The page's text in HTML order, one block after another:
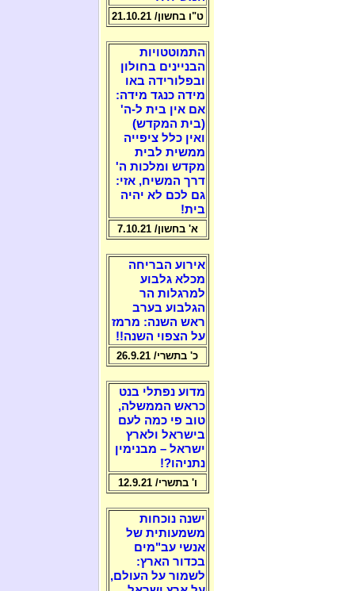
ט"ו בחשון/ 21.10.21
התמוטטויות
הבניינים בחולון
ובפלורידה באו
מידה כנגד מידה:
אם אין בית ל-ה'
(בית המקדש)
ואין כלל ציפייה
ממשית לבית
מקדש ומלכות ה'
דרך המשיח, אזי:
גם לכם לא יהיה
בית!
א' בחשון/ 7.10.21
אירוע הבריחה
מכלא גלבוע
למרגלות הר
הגלבוע בערב
ראש השנה: מרמז
על הצפוי השנה!!
כ' בתשרי/ 26.9.21
מדוע נפתלי בנט
כראש הממשלה,
טוב פי כמה לעם
בישראל ולארץ
ישראל – מבנימין
נתניהו?!
ו' בתשרי/ 12.9.21
ישנה נוכחות
משמעותית של
אנשי עב"מים
בכדור הארץ:
לשמור על העולם,